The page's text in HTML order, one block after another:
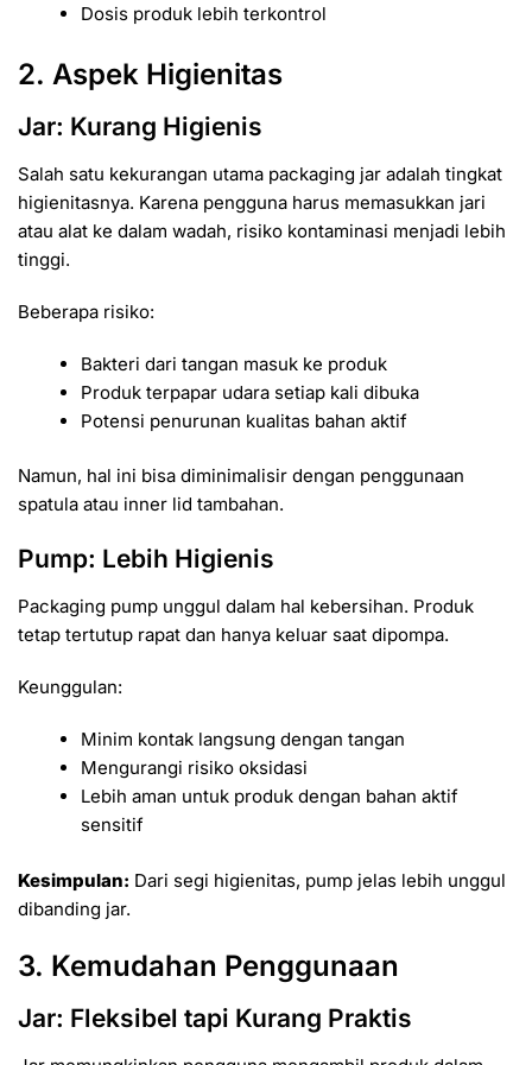
Dosis produk lebih terkontrol
2. Aspek Higienitas
Jar: Kurang Higienis
Salah satu kekurangan utama packaging jar adalah tingkat
higienitasnya. Karena pengguna harus memasukkan jari
atau alat ke dalam wadah, risiko kontaminasi menjadi lebih
tinggi.
Beberapa risiko:
Bakteri dari tangan masuk ke produk
Produk terpapar udara setiap kali dibuka
Potensi penurunan kualitas bahan aktif
Namun, hal ini bisa diminimalisir dengan penggunaan
spatula atau inner lid tambahan.
Pump: Lebih Higienis
Packaging pump unggul dalam hal kebersihan. Produk
tetap tertutup rapat dan hanya keluar saat dipompa.
Keunggulan:
Minim kontak langsung dengan tangan
Mengurangi risiko oksidasi
Lebih aman untuk produk dengan bahan aktif
sensitif
Kesimpulan: Dari segi higienitas, pump jelas lebih unggul
dibanding jar.
3. Kemudahan Penggunaan
Jar: Fleksibel tapi Kurang Praktis